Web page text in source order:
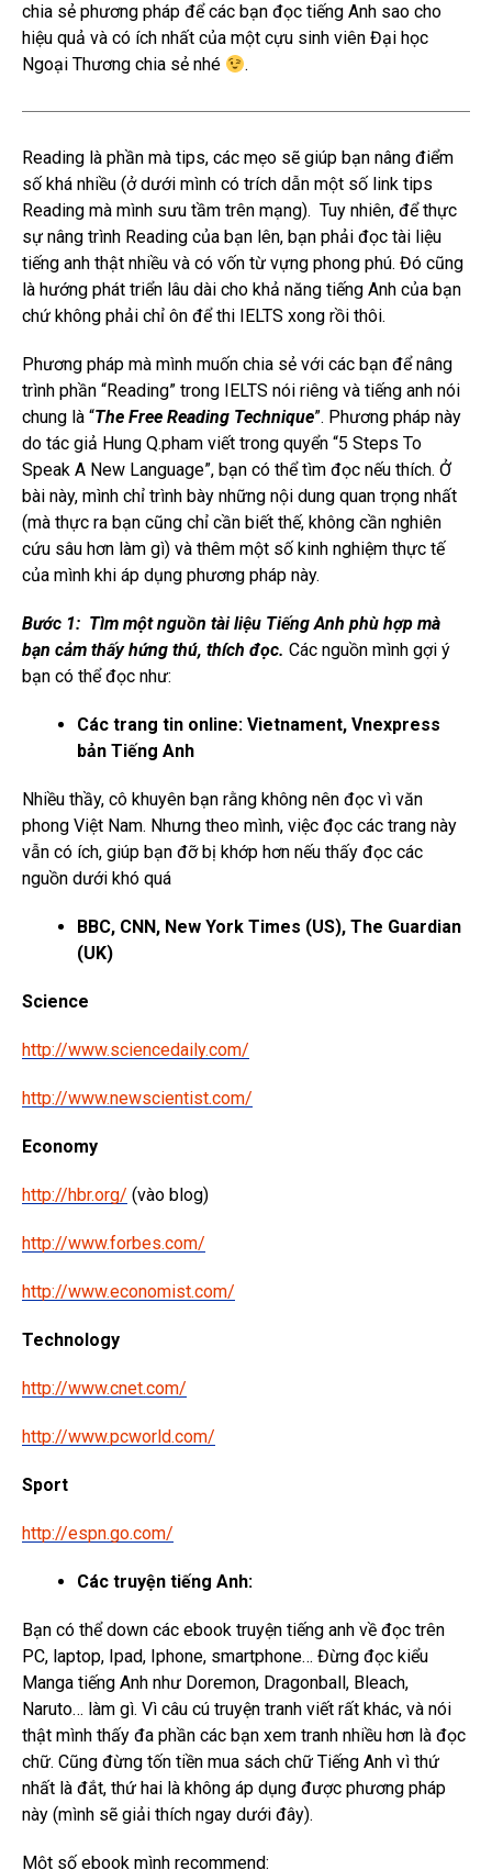
chia sẻ phương pháp để các bạn đọc tiếng Anh sao cho
hiệu quả và có ích nhất của một cựu sinh viên Đại học
Ngoại Thương chia sẻ nhé
.
Reading là phần mà tips, các mẹo sẽ giúp bạn nâng điểm
số khá nhiều (ở dưới mình có trích dẫn một số link tips
Reading mà mình sưu tầm trên mạng). Tuy nhiên, để thực
sự nâng trình Reading của bạn lên, bạn phải đọc tài liệu
tiếng anh thật nhiều và có vốn từ vựng phong phú. Đó cũng
là hướng phát triển lâu dài cho khả năng tiếng Anh của bạn
chứ không phải chỉ ôn để thi IELTS xong rồi thôi.
Phương pháp mà mình muốn chia sẻ với các bạn để nâng
trình phần “Reading” trong IELTS nói riêng và tiếng anh nói
chung là “The Free Reading Technique”. Phương pháp này
do tác giả Hung Q.pham viết trong quyển “5 Steps To
Speak A New Language”, bạn có thể tìm đọc nếu thích. Ở
bài này, mình chỉ trình bày những nội dung quan trọng nhất
(mà thực ra bạn cũng chỉ cần biết thế, không cần nghiên
cứu sâu hơn làm gì) và thêm một số kinh nghiệm thực tế
của mình khi áp dụng phương pháp này.
Bước 1: Tìm một nguồn tài liệu Tiếng Anh phù hợp mà
bạn cảm thấy hứng thú, thích đọc. Các nguồn mình gợi ý
bạn có thể đọc như:
Các trang tin online: Vietnament, Vnexpress
bản Tiếng Anh
Nhiều thầy, cô khuyên bạn rằng không nên đọc vì văn
phong Việt Nam. Nhưng theo mình, việc đọc các trang này
vẫn có ích, giúp bạn đỡ bị khớp hơn nếu thấy đọc các
nguồn dưới khó quá
BBC, CNN, New York Times (US), The Guardian
(UK)
Science
http://www.sciencedaily.com/
http://www.newscientist.com/
Economy
http://hbr.org/ (vào blog)
http://www.forbes.com/
http://www.economist.com/
Technology
http://www.cnet.com/
http://www.pcworld.com/
Sport
http://espn.go.com/
Các truyện tiếng Anh:
Bạn có thể down các ebook truyện tiếng anh về đọc trên
PC, laptop, Ipad, Iphone, smartphone… Đừng đọc kiểu
Manga tiếng Anh như Doremon, Dragonball, Bleach,
Naruto… làm gì. Vì câu cú truyện tranh viết rất khác, và nói
thật mình thấy đa phần các bạn xem tranh nhiều hơn là đọc
chữ. Cũng đừng tốn tiền mua sách chữ Tiếng Anh vì thứ
nhất là đắt, thứ hai là không áp dụng được phương pháp
này (mình sẽ giải thích ngay dưới đây).
Một số ebook mình recommend: